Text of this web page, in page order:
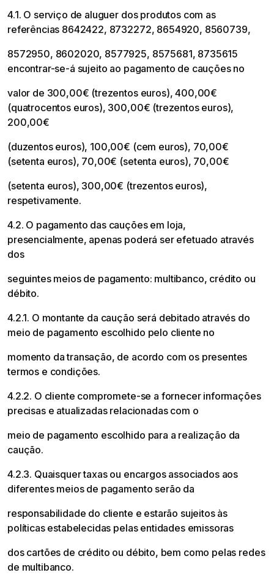
4.1. O serviço de aluguer dos produtos com as
referências 8642422, 8732272, 8654920, 8560739,
8572950, 8602020, 8577925, 8575681, 8735615
encontrar-se-á sujeito ao pagamento de cauções no
valor de 300,00€ (trezentos euros), 400,00€
(quatrocentos euros), 300,00€ (trezentos euros),
200,00€
(duzentos euros), 100,00€ (cem euros), 70,00€
(setenta euros), 70,00€ (setenta euros), 70,00€
(setenta euros), 300,00€ (trezentos euros),
respetivamente.
4.2. O pagamento das cauções em loja,
presencialmente, apenas poderá ser efetuado através
dos
seguintes meios de pagamento: multibanco, crédito ou
débito.
4.2.1. O montante da caução será debitado através do
meio de pagamento escolhido pelo cliente no
momento da transação, de acordo com os presentes
termos e condições.
4.2.2. O cliente compromete-se a fornecer informações
precisas e atualizadas relacionadas com o
meio de pagamento escolhido para a realização da
caução.
4.2.3. Quaisquer taxas ou encargos associados aos
diferentes meios de pagamento serão da
responsabilidade do cliente e estarão sujeitos às
políticas estabelecidas pelas entidades emissoras
dos cartões de crédito ou débito, bem como pelas redes
de multibanco.